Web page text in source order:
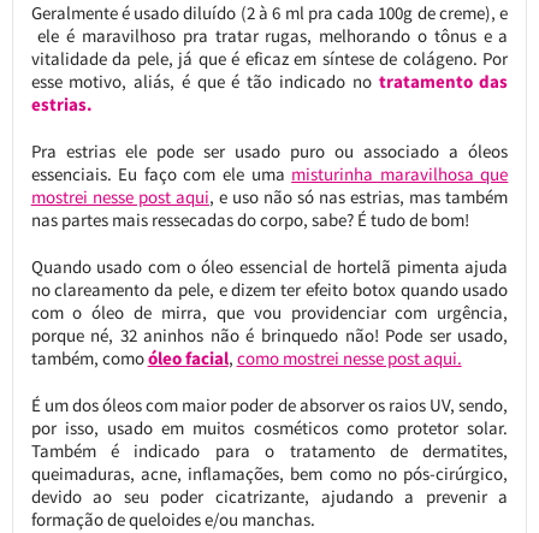
Geralmente é usado diluído (2 à 6 ml pra cada 100g de creme), e
ele é maravilhoso pra tratar rugas, melhorando o tônus e a
vitalidade da pele, já que é eficaz em síntese de colágeno. Por
esse motivo, aliás, é que é tão indicado no tratamento das
estrias.
Pra estrias ele pode ser usado puro ou associado a óleos
essenciais. Eu faço com ele uma misturinha maravilhosa que
mostrei nesse post aqui, e uso não só nas estrias, mas também
nas partes mais ressecadas do corpo, sabe? É tudo de bom!
Quando usado com o óleo essencial de hortelã pimenta ajuda
no clareamento da pele, e dizem ter efeito botox quando usado
com o óleo de mirra, que vou providenciar com urgência,
porque né, 32 aninhos não é brinquedo não! Pode ser usado,
também, comoóleo facial, como mostrei nesse post aqui.
É um dos óleos com maior poder de absorver os raios UV, sendo,
por isso, usado em muitos cosméticos como protetor solar.
Também é indicado para o tratamento de dermatites,
queimaduras, acne, inflamações, bem como no pós-cirúrgico,
devido ao seu poder cicatrizante, ajudando a prevenir a
formação de queloides e/ou manchas.